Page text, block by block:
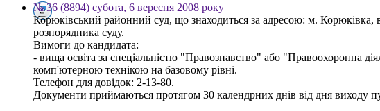
№ 36 (8894) субота, 6 вересня 2008 року
Корюківський районний суд, що знаходиться за адресою: м.
розпорядника суду.
Вимоги до кандидата:
- вища освіта за спеціальністю "Правознавство" або "Правоохоронна
комп'ютерною технікою на базовому рівні.
Телефон для довідок: 2-13-80.
Документи приймаються протягом 30 календрних днів від дня виходу